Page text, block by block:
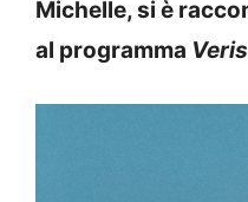
Michelle, si è
al programma